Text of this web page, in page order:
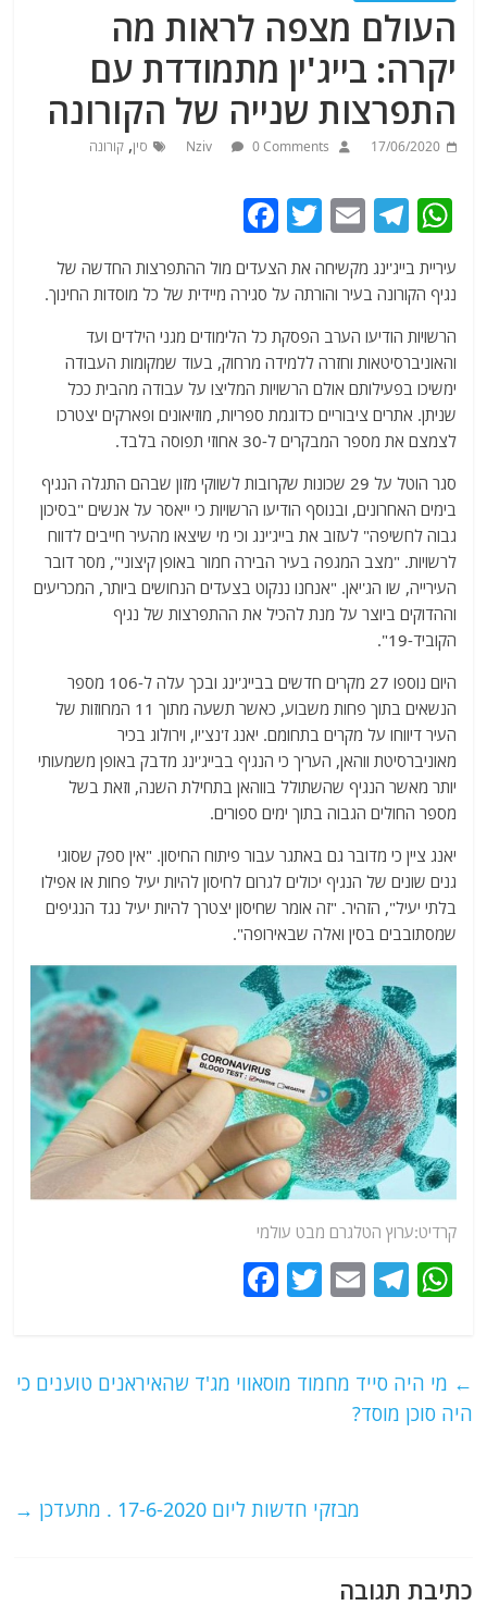
העולם מצפה לראות מה
יקרה: בייג'ין מתמודדת עם
התפרצות שנייה של הקורונה
17/06/2020
Nziv 0 Comments סין,קורונה
W
at
s
A
p
p
T
e
g
ra
m
E
ai
l
T
itt
er
c
e
b
o
o
k
עיריית בייג'ינג מקשיחה את הצעדים מול ההתפרצות החדשה של
נגיף הקורונה בעיר והורתה על סגירה מיידית של כל מוסדות החינוך.
הרשויות הודיעו הערב הפסקת כל הלימודים מגני הילדים ועד
והאוניברסיטאות וחזרה ללמידה מרחוק, בעוד שמקומות העבודה
ימשיכו בפעילותם אולם הרשויות המליצו על עבודה מהבית ככל
שניתן. אתרים ציבוריים כדוגמת ספריות, מוזיאונים ופארקים יצטרכו
לצמצם את מספר המבקרים ל-30 אחוזי תפוסה בלבד.
סגר הוטל על 29 שכונות שקרובות לשווקי מזון שבהם התגלה הנגיף
בימים האחרונים, ובנוסף הודיעו הרשויות כי ייאסר על אנשים "בסיכון
גבוה לחשיפה" לעזוב את בייג'ינג וכי מי שיצאו מהעיר חייבים לדווח
לרשויות. "מצב המגפה בעיר הבירה חמור באופן קיצוני", מסר דובר
העירייה, שו הג'יאן. "אנחנו ננקוט בצעדים הנחושים ביותר, המכריעים
וההדוקים ביוצר על מנת להכיל את ההתפרצות של נגיף
הקוביד-19".
היום נוספו 27 מקרים חדשים בבייג'ינג ובכך עלה ל-106 מספר
הנשאים בתוך פחות משבוע, כאשר תשעה מתוך 11 המחוזות של
העיר דיווחו על מקרים בתחומם. יאנג ז'נצ'יו, וירולוג בכיר
מאוניברסיטת ווהאן, העריך כי הנגיף בבייג'ינג מדבק באופן משמעותי
יותר מאשר הנגיף שהשתולל בווהאן בתחילת השנה, וזאת בשל
מספר החולים הגבוה בתוך ימים ספורים.
יאנג ציין כי מדובר גם באתגר עבור פיתוח החיסון. "אין ספק שסוגי
גנים שונים של הנגיף יכולים לגרום לחיסון להיות יעיל פחות או אפילו
בלתי יעיל", הזהיר. "זה אומר שחיסון יצטרך להיות יעיל נגד הנגיפים
שמסתובבים בסין ואלה שבאירופה".
קרדיט:ערוץ הטלגרם מבט עולמי
W
s
A
T
g
ra
E
l
T
er
e
k
← מי היה סייד מחמוד מוסאווי מג'ד שהאיראנים טוענים כי
היה סוכן מוסד?
מבזקי חדשות ליום 17-6-2020 . מתעדכן →
כתיבת תגובה